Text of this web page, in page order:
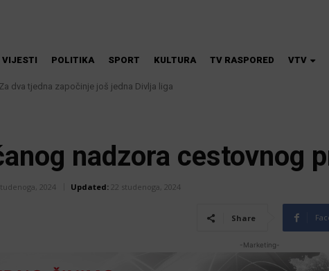
VIJESTI POLITIKA SPORT KULTURA TV RASPORED VTV
Za dva tjedna započinje još jedna Divlja liga
U Županji održana Ljetna škola magije
nadzora cestovnog
2024 Updated: 22 studenoga, 2024
Share
-Marketing-